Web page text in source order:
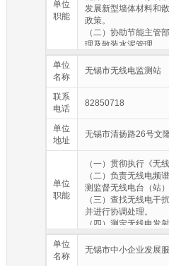
单位
职能
发展新型墙体材料和
政策。
（二）协助节能主管
理及散装水泥管理。
（三）协助行政主管
审查情况的监督检查。
（四）负责高耗能产
（五）负责从事节能
证等的服务机构所提
（六）负责能源生产
制，以及有无向本单
（七）负责用能单位
度、实施节能计划、
位、 报送能源利用状
（八）协助行政主管
法规、规章和有关标
（九）协助主管部门
和预拌砂浆生产、使
（十）承办市政府和
单位
名称
无锡市无线电监测站
联系
电话
82850718
单位
地址
无锡市清扬路26号文
单位
职能
（一）贯彻执行《无
（二）负责无线电频
测监督无线电台（站
（三）查找无线电干
并进行协调处理。
（四）测定无线电发
（五）负责工业、科
射的检测和管理。
（六）组织本地区的
单位
名称
无锡市中小企业发展